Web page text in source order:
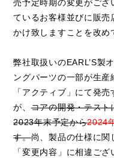
売予定時期の変更がご
ているお客様並びに販売
かけ致しますことを改め
弊社取扱いのEARL’S製
ングパーツの一部が生
「アクティブ」にて発
が、コアの開発・テスト
2023年末予定から2024
す。尚、製品の仕様に関
「変更内容」に相違ご